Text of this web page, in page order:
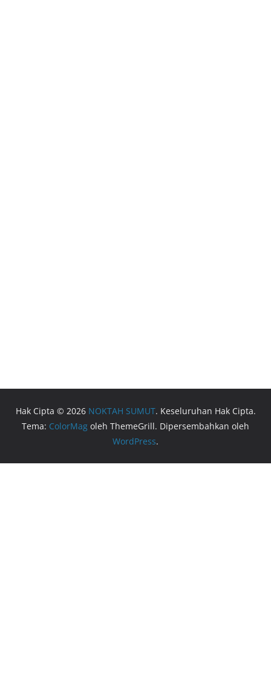
Hak Cipta © 2026 NOKTAH SUMUT. Keseluruhan Hak Cipta.
Tema: ColorMag oleh ThemeGrill. Dipersembahkan oleh
WordPress.